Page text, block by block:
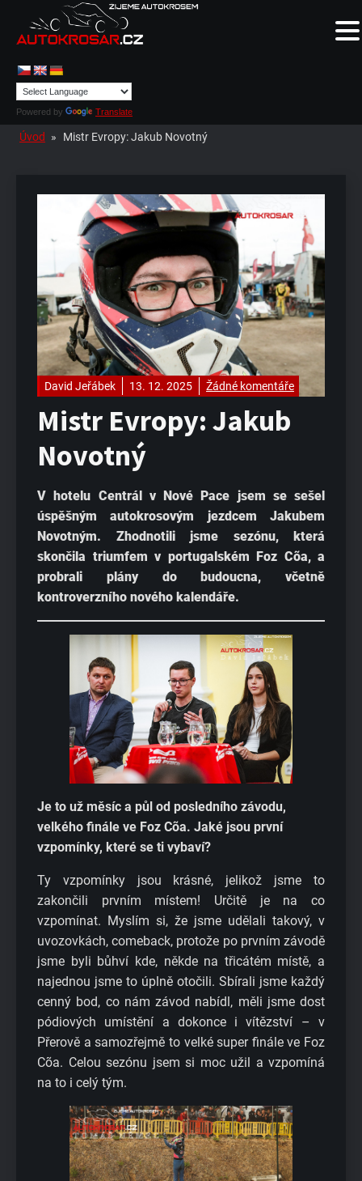
Powered by Translate
Úvod » Mistr Evropy: Jakub Novotný
David Jeřábek 13. 12. 2025 Žádné komentáře
Mistr Evropy: Jakub
Novotný
V hotelu Centrál v Nové Pace jsem se sešel
úspěšným autokrosovým jezdcem Jakubem
Novotným. Zhodnotili jsme sezónu, která
skončila triumfem v portugalském Foz Cõa, a
probrali plány do budoucna, včetně
kontroverzního nového kalendáře.
Je to už měsíc a půl od posledního závodu,
velkého finále ve Foz Cõa. Jaké jsou první
vzpomínky, které se ti vybaví?
Ty vzpomínky jsou krásné, jelikož jsme to
zakončili prvním místem! Určitě je na co
vzpomínat. Myslím si, že jsme udělali takový, v
uvozovkách, comeback, protože po prvním závodě
jsme byli bůhví kde, někde na třicátém místě, a
najednou jsme to úplně otočili. Sbírali jsme každý
cenný bod, co nám závod nabídl, měli jsme dost
pódiových umístění a dokonce i vítězství – v
Přerově a samozřejmě to velké super finále ve Foz
Cõa. Celou sezónu jsem si moc užil a vzpomíná
na to i celý tým.